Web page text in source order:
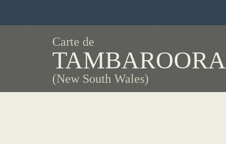
Carte de
TAMBAROORA
(New South Wales)